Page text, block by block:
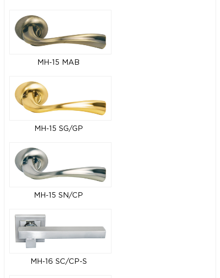
MH-15 MAB
MH-15 SG/GP
MH-15 SN/CP
MH-16 SC/CP-S